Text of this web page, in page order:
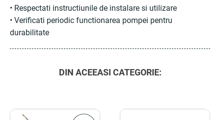
• Respectati instructiunile de instalare si utilizare
• Verificati periodic functionarea pompei pentru
durabilitate
DIN ACEEASI CATEGORIE: